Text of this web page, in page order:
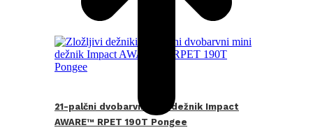
21-palčni dvobarvni mini dežnik Impact
AWARE™ RPET 190T Pongee